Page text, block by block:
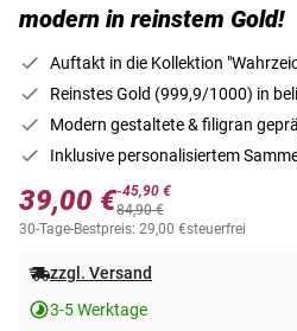
modern in reinstem Gold!
Auftakt in die Kollektion
Reinstes Gold (999,9/1000) in
Modern gestaltete & filigran
Inklusive personalisiertem
39,00 €-45,90 €
84,90 €
30-Tage-Bestpreis: 29,00 €steuerfrei
zzgl. Versand
3-5 Werktage